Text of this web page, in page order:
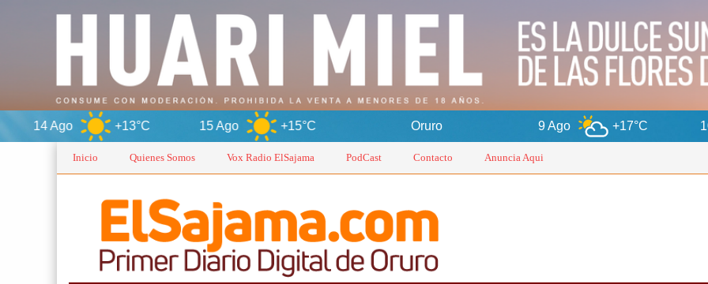
+13°C 15 Ago +15°C +17°C 10 Ago
Inicio Quienes Somos Vox Radio ElSajama PodCast Contacto Anuncia Aqui